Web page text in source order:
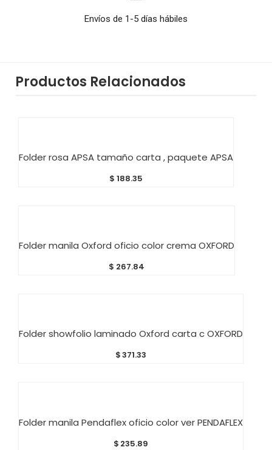
Envíos de 1-5 días hábiles
Productos Relacionados
Folder rosa APSA tamaño carta , paquete APSA
$ 188.35
Folder manila Oxford oficio color crema OXFORD
$ 267.84
Folder showfolio laminado Oxford carta c OXFORD
$371.33
Folder manila Pendaflex oficio color ver PENDAFLEX
$ 235.89